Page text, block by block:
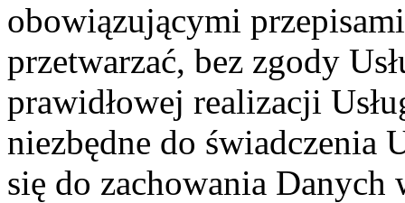
obowiązującymi
przetwarzać, bez zgody
prawidłowej realizacji
niezbędne do świadczenia
się do zachowania